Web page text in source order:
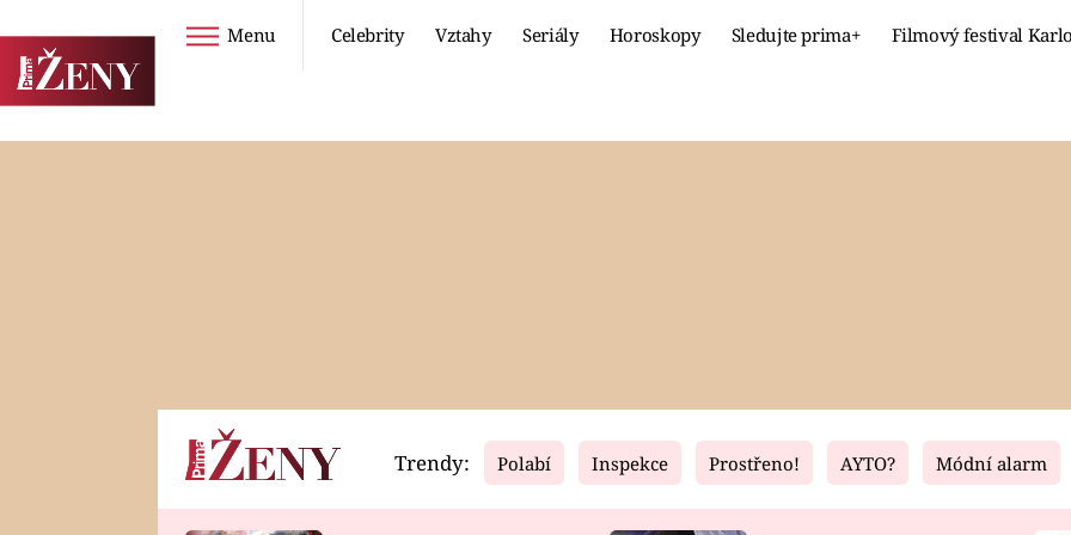
Menu Celebrity Vztahy Seriály Horoskopy Sledujte prima+ Filmový festival
Horoskopy Video Fresh Living
Trendy: Polabí Inspekce Prostřeno! AYTO? Módní alarm